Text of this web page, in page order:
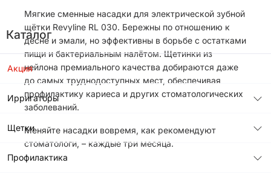
Каталог
Акция
Ирригаторы
Щетки
Профилактика
Мягкие сменные насадки для электрической зубной
щётки Revyline RL 030. Бережны по отношению к
десне и эмали, но эффективны в борьбе с остатками
пищи и бактериальным налётом. Щетинки из
нейлона премиального качества добираются даже
до самых труднодоступных мест, обеспечивая
профилактику кариеса и других стоматологических
заболеваний.
Меняйте насадки вовремя, как рекомендуют
стоматологи, – каждые три месяца.